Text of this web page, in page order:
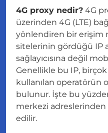
4G proxy nedir? 4G
üzerinden 4G (LTE)
yönlendiren bir erişim
sitelerinin gördüğü IP
sağlayıcısına değil
Genellikle bu IP,
kullanılan operatörün
bulunur. İşte bu
merkezi
edilir.